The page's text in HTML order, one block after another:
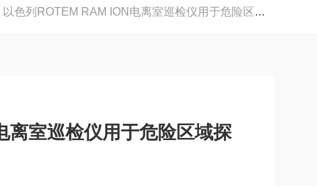
以色列ROTEM RAM ION电离室巡检仪用于危险区域探测
离室巡检仪用于危险区域探